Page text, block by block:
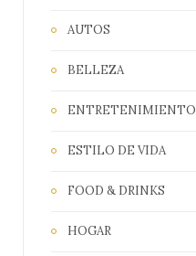
AUTOS
BELLEZA
ENTRETENIMIENTO
ESTILO DE VIDA
FOOD & DRINKS
HOGAR